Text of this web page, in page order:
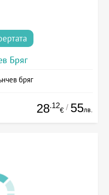
Бряг
бряг
28.12
€ / 55лв.